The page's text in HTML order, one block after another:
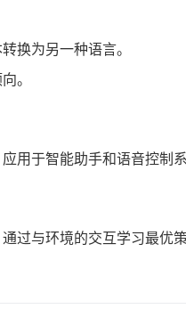
换为另一种语言。
。
用于智能助手和语音控制系
过与环境的交互学习最优策